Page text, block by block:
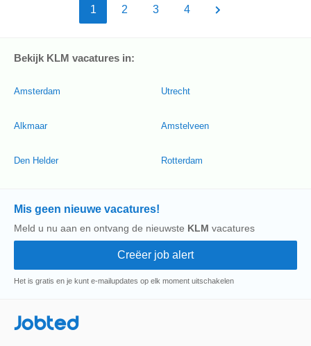
1 2 3 4
Bekijk KLM vacatures in:
Amsterdam
Alkmaar
Den Helder
Utrecht
Amstelveen
Rotterdam
Mis geen nieuwe vacatures!
Meld u nu aan en ontvang de nieuwste KLM vacatures
Het is gratis en je kunt e-mailupdates op elk moment uitschakelen
Jobted